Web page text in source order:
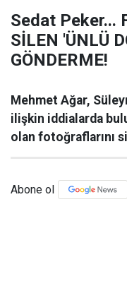
Sedat Peker...
SİLEN 'ÜNLÜ
GÖNDERME!
Mehmet Ağar,
ilişkin iddialarda
olan fotoğraflarını
Abone ol